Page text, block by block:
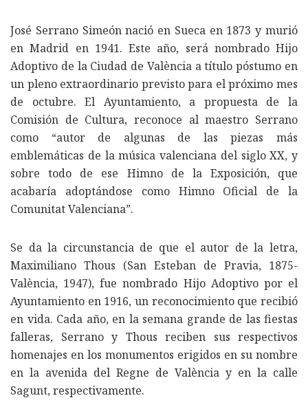
José Serrano Simeón nació en Sueca en 1873 y murió
en Madrid en 1941. Este año, será nombrado Hijo
Adoptivo de la Ciudad de València a título póstumo en
un pleno extraordinario previsto para el próximo mes
de octubre. El Ayuntamiento, a propuesta de la
Comisión de Cultura, reconoce al maestro Serrano
como “autor de algunas de las piezas más
emblemáticas de la música valenciana del siglo XX, y
sobre todo de ese Himno de la Exposición, que
acabaría adoptándose como Himno Oficial de la
Comunitat Valenciana”.
Se da la circunstancia de que el autor de la letra,
Maximiliano Thous (San Esteban de Pravia, 1875-
València, 1947), fue nombrado Hijo Adoptivo por el
Ayuntamiento en 1916, un reconocimiento que recibió
en vida. Cada año, en la semana grande de las fiestas
falleras, Serrano y Thous reciben sus respectivos
homenajes en los monumentos erigidos en su nombre
en la avenida del Regne de València y en la calle
Sagunt, respectivamente.